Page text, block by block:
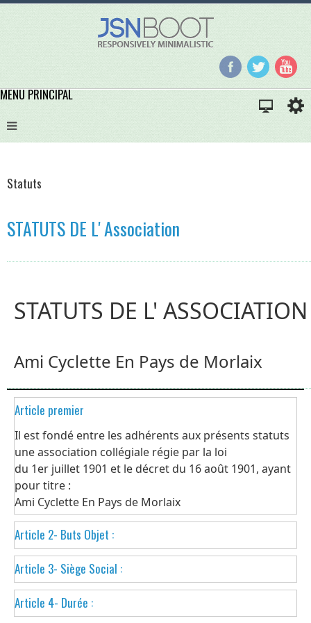
MENU PRINCIPAL
Statuts
STATUTS DE L' Association
STATUTS DE L' ASSOCIATION
Ami Cyclette En Pays de Morlaix
Article premier
Il est fondé entre les adhérents aux présents statuts
une association collégiale régie par la loi
du 1er juillet 1901 et le décret du 16 août 1901, ayant
pour titre :
Ami Cyclette En Pays de Morlaix
Article 2- Buts Objet :
L' association a pour objet de proposer des modes de
déplacement doux et innovants à
destination des personnes à mobilité réduite,
quelque soit leur âge, personnes âgées et ou
Article 3- Siège Social :
Le siège social est fixé en mairie
Square Anne de Bretagne, 29410 Pleyber Christ
Article 4- Durée :